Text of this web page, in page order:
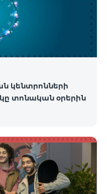
կենտրոնների
տոնական օրերին